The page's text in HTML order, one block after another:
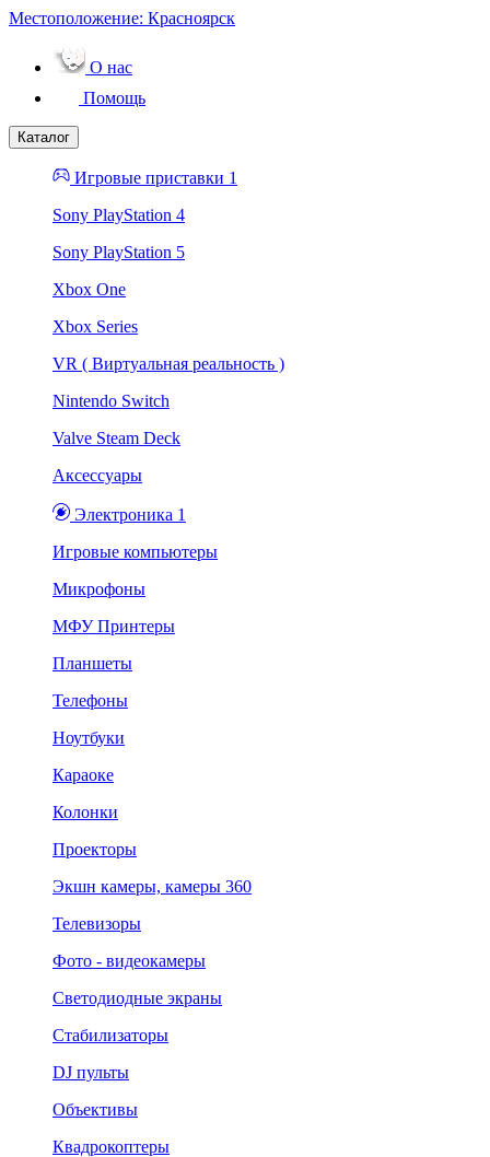
Местоположение: Красноярск
О нас
Помощь
Каталог
Игровые приставки 1
Sony PlayStation 4
Sony PlayStation 5
Xbox One
Xbox Series
VR ( Виртуальная реальность )
Nintendo Switch
Valve Steam Deck
Аксессуары
Электроника 1
Игровые компьютеры
Микрофоны
МФУ Принтеры
Планшеты
Телефоны
Ноутбуки
Караоке
Колонки
Проекторы
Экшн камеры, камеры 360
Телевизоры
Фото - видеокамеры
Светодиодные экраны
Стабилизаторы
DJ пульты
Объективы
Квадрокоптеры